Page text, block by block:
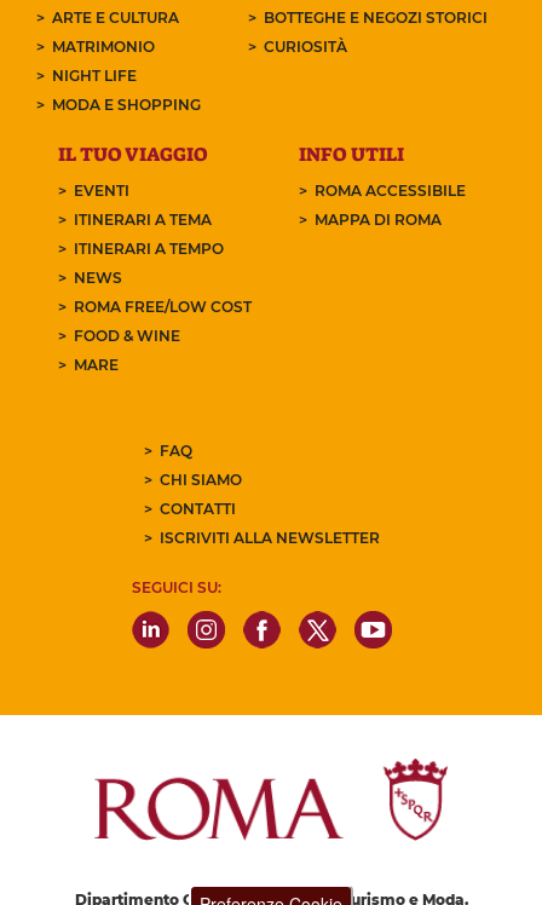
ARTE E CULTURA
MATRIMONIO
NIGHT LIFE
MODA E SHOPPING
BOTTEGHE E NEGOZI STORICI
CURIOSITÀ
IL TUO VIAGGIO
EVENTI
ITINERARI A TEMA
ITINERARI A TEMPO
NEWS
ROMA FREE/LOW COST
FOOD & WINE
MARE
INFO UTILI
ROMA ACCESSIBILE
MAPPA DI ROMA
FAQ
CHI SIAMO
CONTATTI
ISCRIVITI ALLA NEWSLETTER
SEGUICI SU:
Dipartimento Grandi Eventi, Sport, Turismo e Moda.